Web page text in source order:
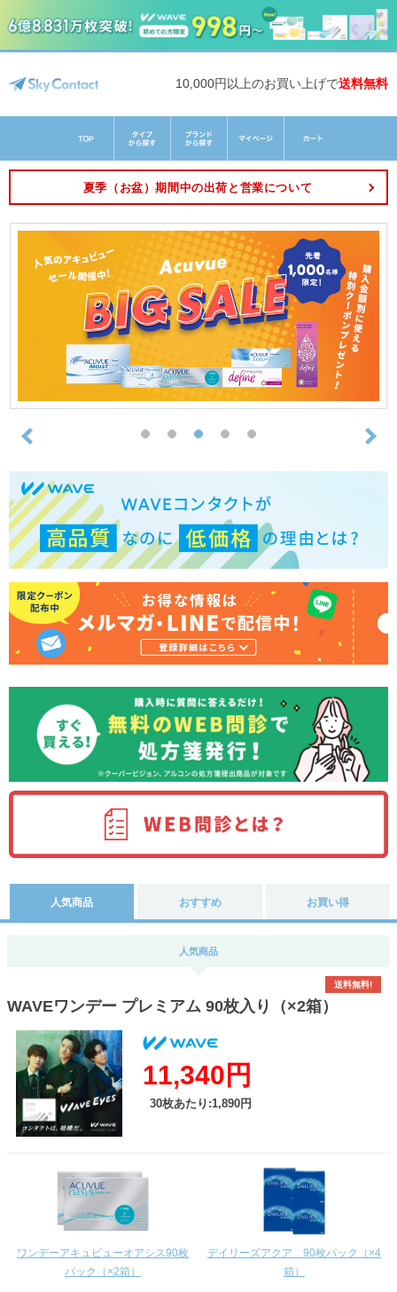
10,000円以上のお買い上げで送料無料
夏季（お盆）期間中の出荷と営業について
人気商品 おすすめ お買い得
人気商品
送料無料!
WAVEワンデー プレミアム 90枚入り（×2箱）
11,340円
30枚あたり:1,890円
ワンデーアキュビューオアシス90枚
パック（×2箱）
デイリーズアクア 90枚パック（×4
箱）